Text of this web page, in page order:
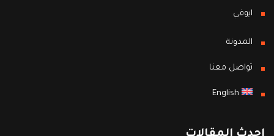
ايوفي
المدونة
تواصل معنا
English